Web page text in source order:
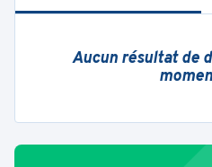
Aucun résultat de